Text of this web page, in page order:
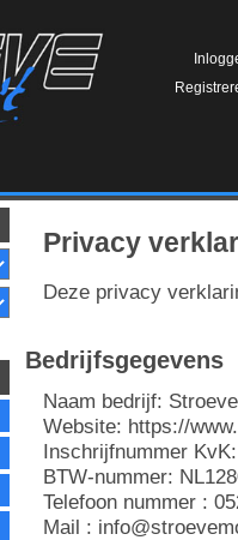
Privacy
Deze privacy
Bedrijfsgegevens
Naam bedrijf:
Website: https://
Inschrijfnummer
BTW-nummer:
Telefoon nummer :
Mail :